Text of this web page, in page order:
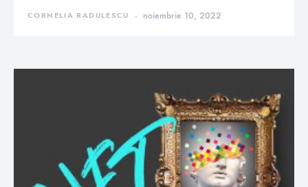
CORNELIA RADULESCU noiembrie 10, 2022